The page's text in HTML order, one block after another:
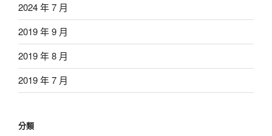
2024 年 7 月
2019 年 9 月
2019 年 8 月
2019 年 7 月
分類